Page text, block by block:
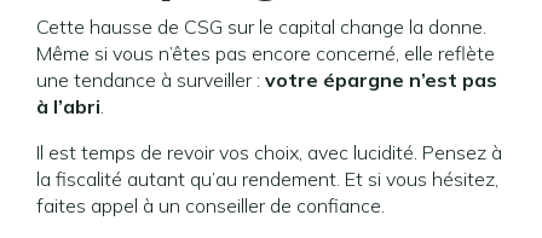
Cette hausse de CSG sur le capital change la donne.
Même si vous n’êtes pas encore concerné, elle reflète
une tendance à surveiller : votre épargne n’est pas
à l’abri.
Il est temps de revoir vos choix, avec lucidité. Pensez à
la fiscalité autant qu’au rendement. Et si vous hésitez,
faites appel à un conseiller de confiance.